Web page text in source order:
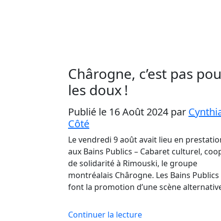
Chârogne, c’est pas
les doux !
Publié le 16 Août 2024 par
Côté
Le vendredi 9 août avait lieu en
aux Bains Publics – Cabaret culturel,
de solidarité à Rimouski, le groupe
montréalais Chârogne. Les Bains Publics
font la promotion d’une scène
Continuer la lecture